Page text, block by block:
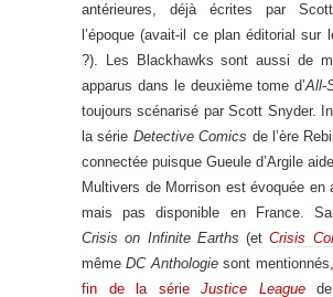
antérieures, déjà écrites par
l’époque (avait-il ce plan éditorial sur
?). Les Blackhawks sont aussi de
apparus dans le deuxième tome d’All-
toujours scénarisé par Scott Snyder.
la série Detective Comics de l’ère
connectée puisque Gueule d’Argile
Multivers de Morrison est évoquée en
mais pas disponible en France.
Crisis on Infinite Earths (etCrisis
mêmeDC Anthologiesont
fin de la série Justice Leaguede